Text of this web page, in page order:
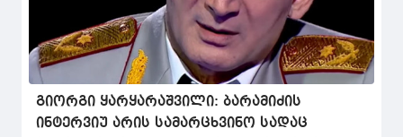
გიორგი ყარყარაშვილი: ბარამიძის
ინტერვიუ არის სამარცხვინო სადაც